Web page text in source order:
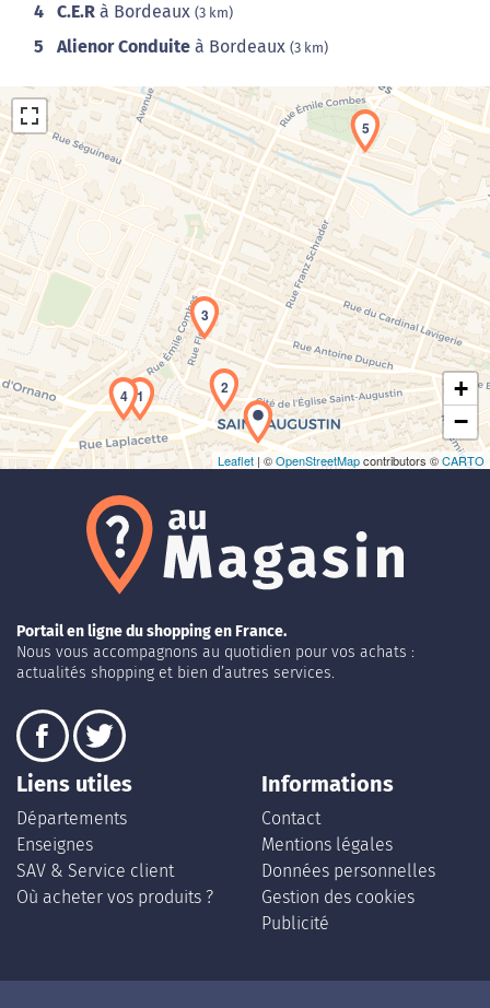
4 C.E.R à Bordeaux (3 km)
5 Alienor Conduite à Bordeaux (3 km)
Chargement de la carte en cours...
1 2
3
4
5
+
−
Leaflet | ©OpenStreetMapcontributors ©CARTO
Portail en ligne du shopping en France.
Nous vous accompagnons au quotidien pour vos achats :
actualités shopping et bien d’autres services.
Liens utiles
Départements
Enseignes
SAV & Service client
Où acheter vos produits ?
Informations
Contact
Mentions légales
Données personnelles
Gestion des cookies
Publicité